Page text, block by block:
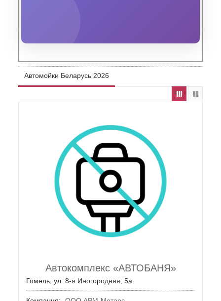
Автомойки Беларусь 2026
Автокомплекс «АВТОБАНЯ»
Гомель, ул. 8-я Иногородняя, 5а